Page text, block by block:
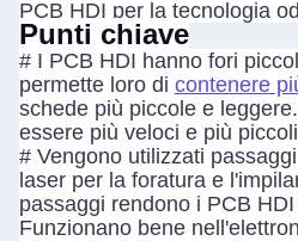
PCB HDI per la tecnologia
Punti chiave
# I PCB HDI hanno fori
permette loro di contenere
schede più piccole e
essere più veloci e più
# Vengono utilizzati
laser per la foratura e
passaggi rendono i PCB
Funzionano bene